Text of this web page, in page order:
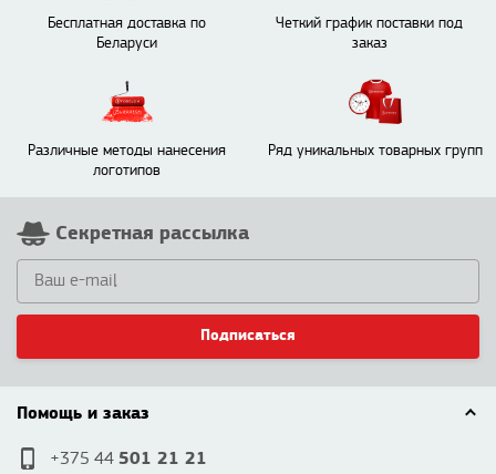
Бесплатная доставка по
Беларуси
Четкий график поставки под
заказ
Различные методы нанесения
логотипов
Ряд уникальных товарных групп
Секретная рассылка
Подписаться
Помощь и заказ
+375 44 501 21 21